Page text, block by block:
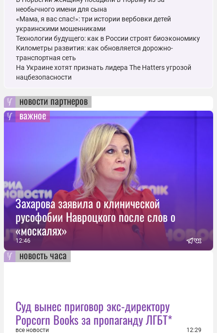
необычного имени для сына
«Мама, я вас спас!»: три истории вербовки детей
украинскими мошенниками
Технологии будущего: как в России строят биоэкономику
Километры развития: как обновляется дорожно-
транспортная сеть
На Украине хотят признать лидера The Hatters угрозой
нацбезопасности
новости партнеров
важное
Захарова заявила о клинической
русофобии Навроцкого после слов о
«москалях»
12:46
новость часа
Суд вынес приговор экс-директору
Popcorn Books за пропаганду ЛГБТ*
все новости 12:29